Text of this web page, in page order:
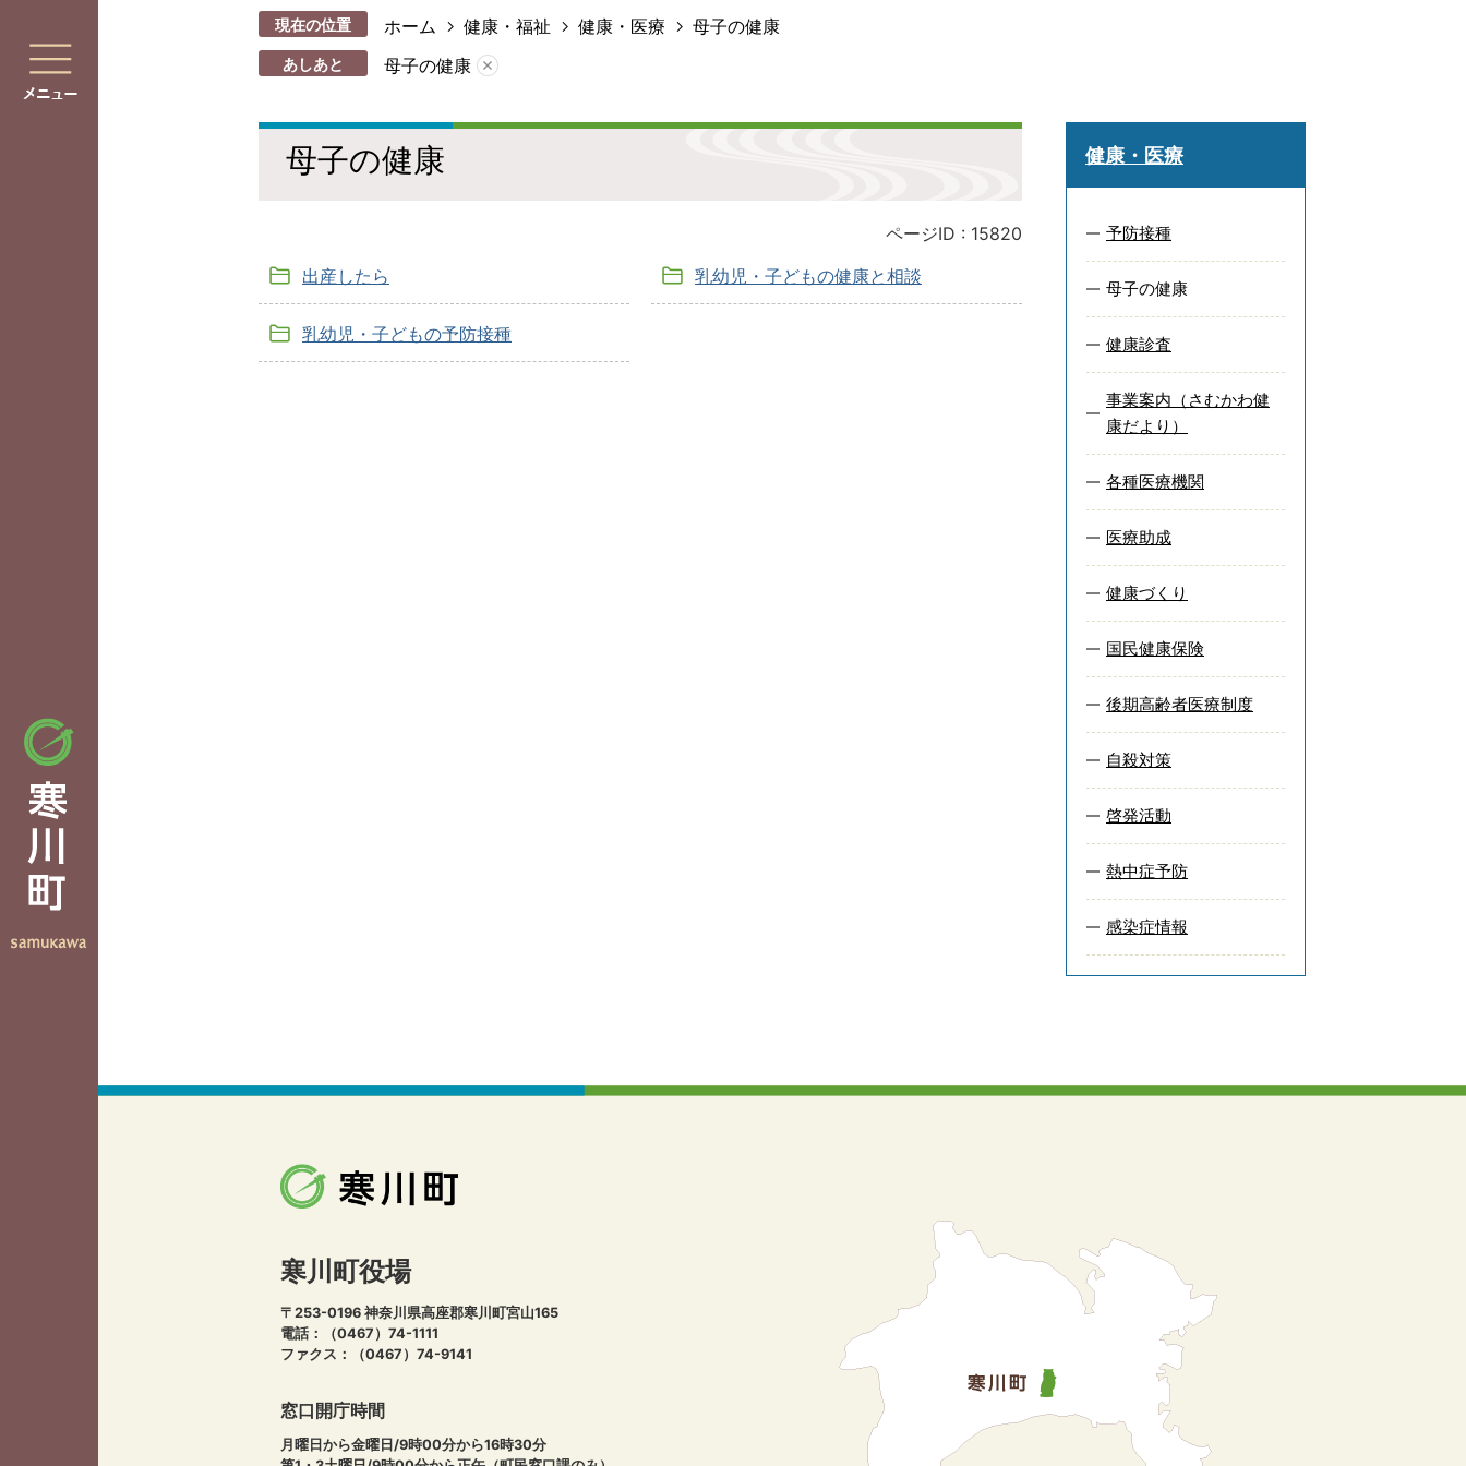
現在の位置 ホーム 健康・福祉 健康・医療 母子の健康
あしあと 母子の健康
母子の健康
ページID : 15820
出産したら
乳幼児・子どもの健康と相談
乳幼児・子どもの予防接種
健康・医療
予防接種
母子の健康
健康診査
事業案内（さむかわ健
康だより）
各種医療機関
医療助成
健康づくり
国民健康保険
後期高齢者医療制度
自殺対策
啓発活動
熱中症予防
感染症情報
寒川町役場
〒253-0196 神奈川県高座郡寒川町宮山165
電話：（0467）74-1111
ファクス：（0467）74-9141
窓口開庁時間
月曜日から金曜日/9時00分から16時30分